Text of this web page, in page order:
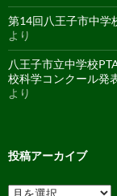
第14回八王子市中学
より
八王子市立中学校
校科学コンクール発
より
投稿アーカイブ
投